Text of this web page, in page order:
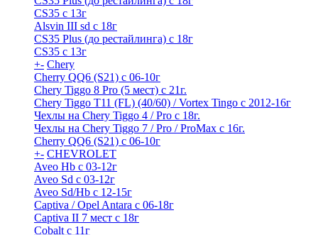
CS35 с 13г
Alsvin III sd с 18г
CS35 Plus (до рестайлинга) с 18г
CS35 с 13г
+- Chery
Cherry QQ6 (S21) с 06-10г
Chery Tiggo 8 Pro (5 мест) с 21г.
Chery Tiggo T11 (FL) (40/60) / Vortex Tingo с 2012-16г
Чехлы на Chery Tiggo 4 / Pro с 18г.
Чехлы на Chery Tiggo 7 / Pro / ProMax с 16г.
Cherry QQ6 (S21) с 06-10г
+- CHEVROLET
Aveo Hb с 03-12г
Aveo Sd с 03-12г
Aveo Sd/Hb с 12-15г
Captiva / Opel Antara с 06-18г
Captiva II 7 мест с 18г
Cobalt с 11г